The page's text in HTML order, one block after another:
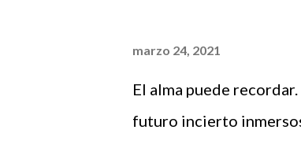
marzo 24, 2021
El alma puede
futuro incierto